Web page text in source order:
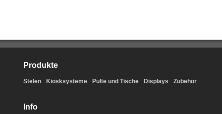
Produkte
Stelen Kiosksysteme Pulte und Tische Displays Zubehör
Info